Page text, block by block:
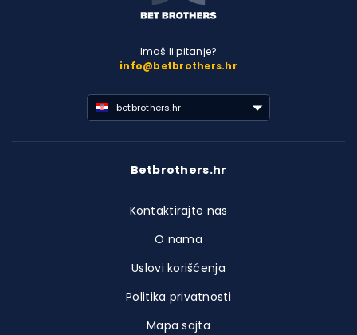
Imaš li pitanje?
info@betbrothers.hr
betbrothers.hr
Betbrothers.hr
Kontaktirajte nas
O nama
Uslovi korišćenja
Politika privatnosti
Mapa sajta